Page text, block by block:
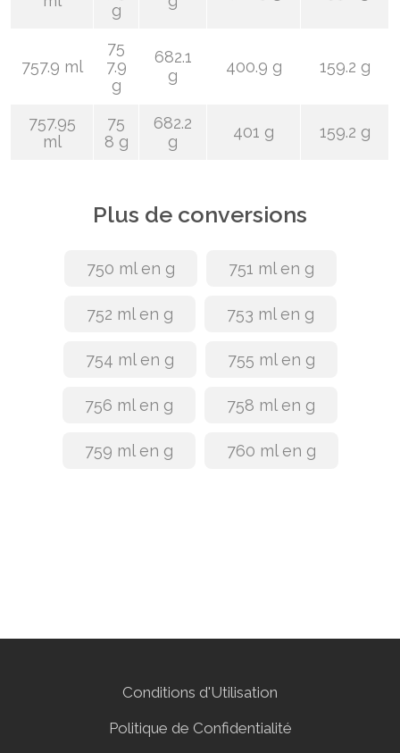
g
757.9 ml
75
7.9
g
682.1
g
400.9 g 159.2 g
757.95
ml
75
8 g
682.2
g
401 g 159.2 g
Plus de conversions
750 ml en g 751 ml en g
752 ml en g 753 ml en g
754 ml en g 755 ml en g
756 ml en g 758 ml en g
759 ml en g 760 ml en g
Conditions d'Utilisation
Politique de Confidentialité